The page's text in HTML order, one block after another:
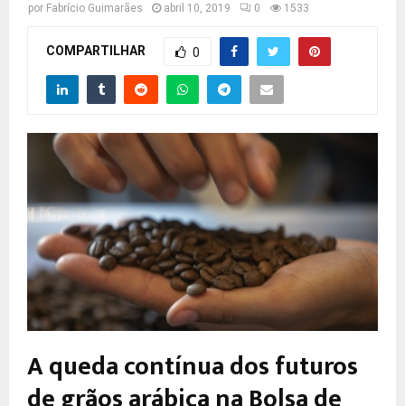
por Fabrício Guimarães abril 10, 2019 0 1533
COMPARTILHAR 0
A queda contínua dos futuros